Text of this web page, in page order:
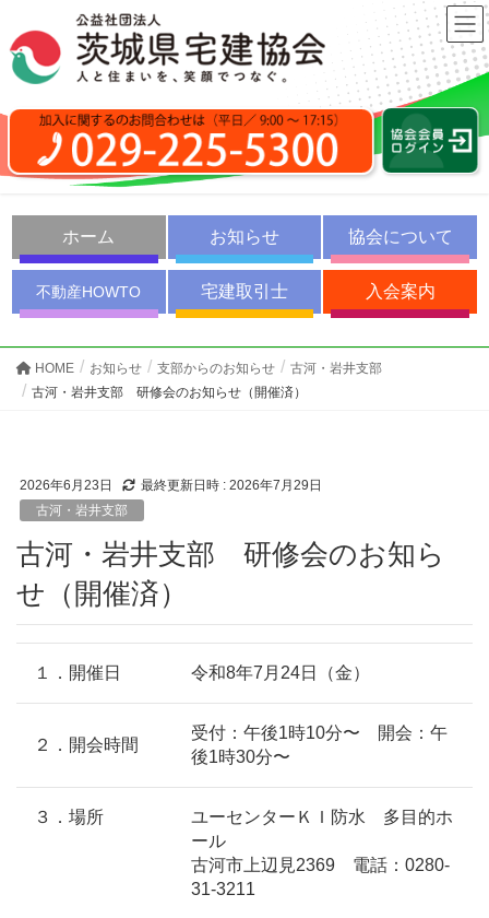
ホーム お知らせ 協会について
不動産HOWTO 宅建取引士 入会案内
HOME お知らせ 支部からのお知らせ
古河・岩井支部
古河・岩井支部 研修会のお知らせ（開催済）
2026年6月23日 最終更新日時 : 2026年7月29日
古河・岩井支部
古河・岩井支部 研修会のお知ら
せ（開催済）
１．開催日 令和8年7月24日（金）
２．開会時間
受付：午後1時10分〜 開会：午
後1時30分〜
３．場所
ユーセンターＫＩ防水 多目的ホ
ール
古河市上辺見2369 電話：0280-
31-3211